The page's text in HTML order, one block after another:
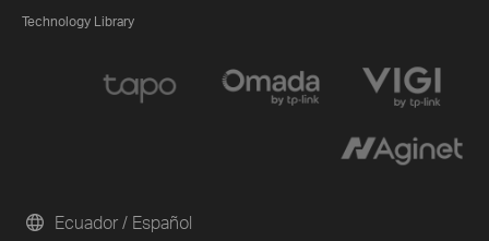
Technology Library
Ecuador / Español